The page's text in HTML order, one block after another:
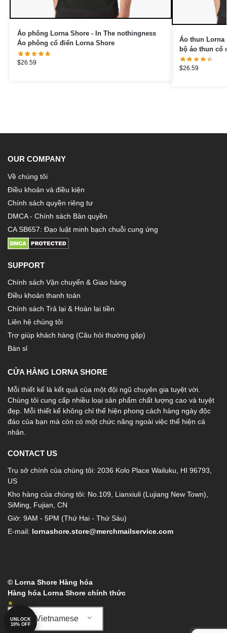
Áo phông Lorna Shore - In The nothingness
Áo phông cổ điển Lorna Shore
$26.59
Áo thun Lorna
bộ áo thun cổ
$26.59
OUR COMPANY
Về chúng tôi
Điều khoản và điều kiện
Chính sách quyền riêng tư
DMCA - Chính sách Bản quyền
CA SB657: Đạo luật minh bạch chuỗi cung ứng
SUPPORT
Chính sách Vận chuyển & Giao hàng
Điều khoản thanh toán
Chính sách Trả lại & Hoàn lại tiền
Liên hệ chúng tôi
Trợ giúp khách hàng (Câu hỏi thường gặp)
Bán sỉ
CỬA HÀNG LORNA SHORE
Mỗi thiết kế là kết quả của một đội ngũ chuyên gia tuyệt vời.
Chúng tôi cung cấp nhiều loại sản phẩm chất lượng cao và tuyệt
đẹp. Mỗi thiết kế không chỉ thể hiện phong cách hàng ngày độc
đáo của bạn mà còn có một chức năng ngoài việc thể hiện cá
nhân.
CONTACT US
Trụ sở chính của chúng tôi: 2036 Kolo Place Wailuku, HI 96793,
US
Kho hàng của chúng tôi: No.109, Lianxiuli (Lujiang New Town),
SiMing, Fujian, CN
Giờ: 9AM - 5PM (Thứ Hai - Thứ Sáu)
E-mail: lornashore.store@merchmailservice.com
© Lorna Shore Hàng hóa
Hàng hóa Lorna Shore chính thức
Vietnamese
UNLOCK
10% OFF